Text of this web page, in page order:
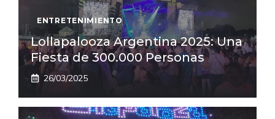
ENTRETENIMIENTO
Lollapalooza Argentina 2025: Una
Fiesta de 300.000 Personas
26/03/2025